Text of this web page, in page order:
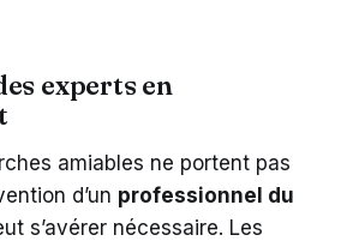
experts en
amiables ne portent pas
d’un professionnel du
s’avérer nécessaire. Les